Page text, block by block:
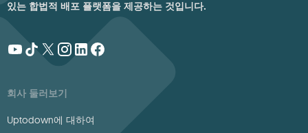
있는 합법적 배포 플랫폼을 제공하는 것입니다.
회사 둘러보기
Uptodown에 대하여